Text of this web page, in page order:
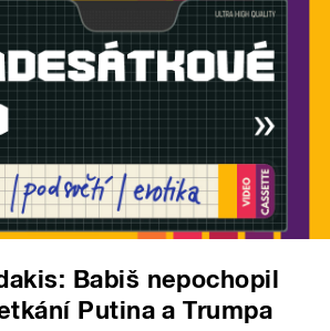
Babiš nepochopil
Putina a Trumpa